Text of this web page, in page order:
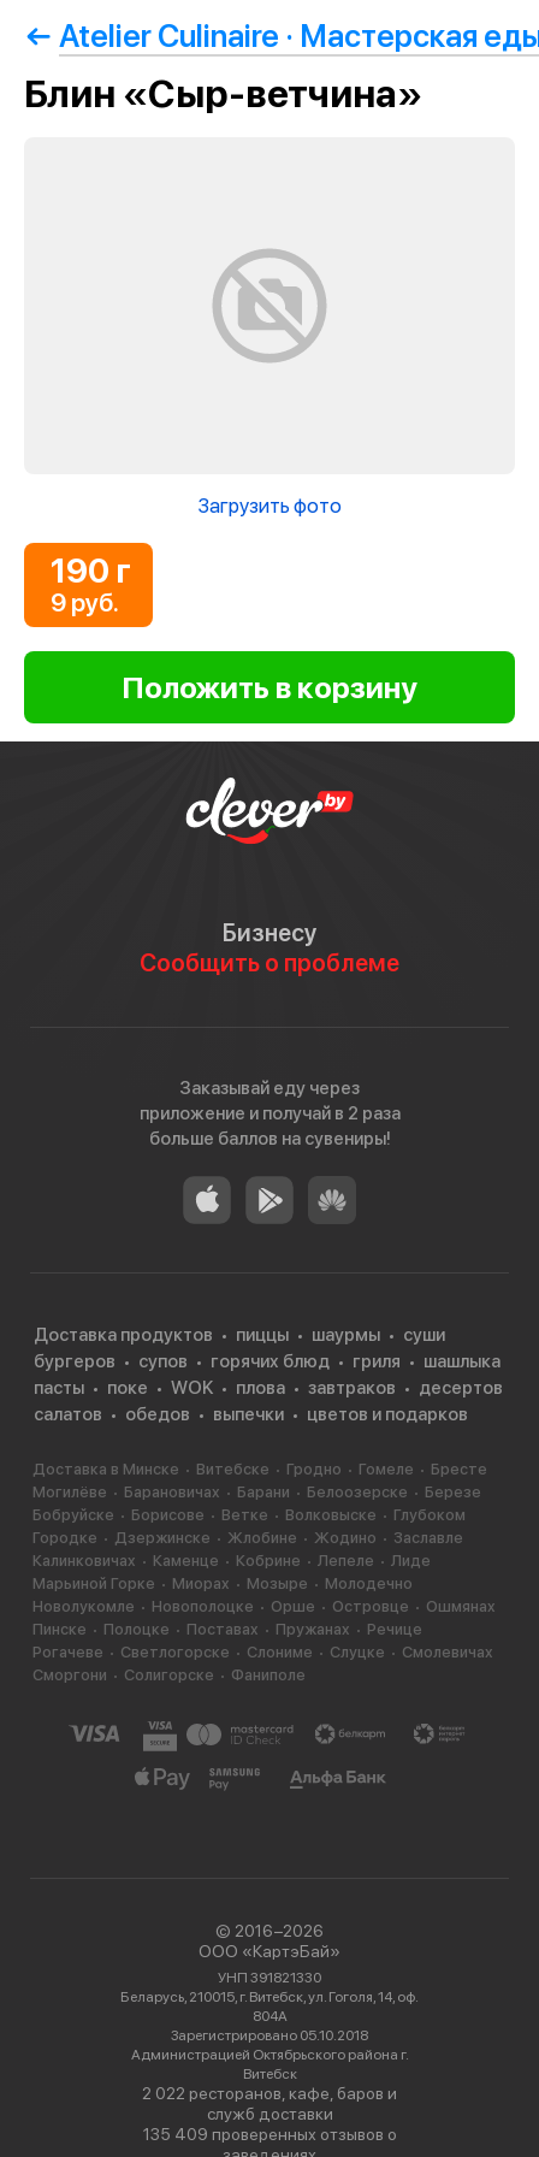
Atelier Culinaire · Мастерская
Блин «Сыр-ветчина»
Загрузить фото
190 г
9 руб.
Бизнесу
Сообщить о проблеме
Заказывай еду через
приложение и получай в 2 раза
больше баллов на сувениры!
Доставка продуктов пиццы шаурмы
суши
бургеров
супов горячих блюд гриля
шашлыка
пасты
поке WOK плова завтраков
десертов
салатов
обедов выпечки цветов и подарков
Доставка в Минске Витебске Гродно Гомеле
Бресте
Могилёве
Барановичах Барани Белоозерске
Березе
Бобруйске
Борисове Ветке Волковыске
Глубоком
Городке
Дзержинске Жлобине Жодино
Заславле
Калинковичах
Каменце Кобрине Лепеле
Лиде
Марьиной Горке
Миорах Мозыре
Молодечно
Новолукомле
Новополоцке Орше Островце
Ошмянах
Пинске
Полоцке Поставах Пружанах
Речице
Рогачеве
Светлогорске Слониме Слуцке
Смолевичах
Сморгони
Солигорске Фаниполе
© 2016−2026
ООО «КартэБай»
УНП 391821330
Беларусь, 210015, г. Витебск, ул. Гоголя, 14, оф.
804А
Зарегистрировано 05.10.2018
Администрацией Октябрьского района г.
Витебск
2 022 ресторанов, кафе, баров и
служб доставки
135 409 проверенных отзывов о